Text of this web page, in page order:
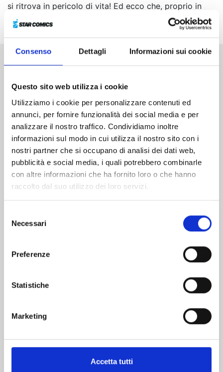
Consenso Dettagli Informazioni sui cookie
Questo sito web utilizza i cookie
Utilizziamo i cookie per personalizzare contenuti ed
annunci, per fornire funzionalità dei social media e per
analizzare il nostro traffico. Condividiamo inoltre
informazioni sul modo in cui utilizza il nostro sito con i
nostri partner che si occupano di analisi dei dati web,
pubblicità e social media, i quali potrebbero combinarle
con altre informazioni che ha fornito loro o che hanno
raccolto dal suo utilizzo dei loro servizi.
delNecessari
Preferenze
Statistiche
Marketing
Accetta tutti
si ritrova in pericolo di vita! Ed ecco che, proprio in
quel frangente, appare qualcuno...
DRAGON QUEST - THE ADVENTURE OF DAI n.
Mostra tutto